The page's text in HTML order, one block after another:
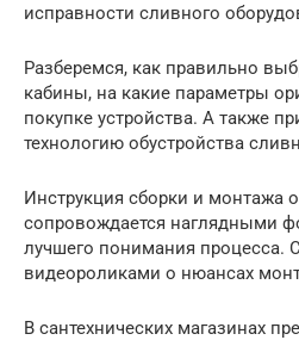
исправности сливного
Разберемся, как правильно
кабины, на какие параметры
покупке устройства. А также
технологию обустройства
Инструкция сборки и монтажа
сопровождается наглядными
лучшего понимания процесса.
видеороликами о нюансах
В сантехнических магазинах